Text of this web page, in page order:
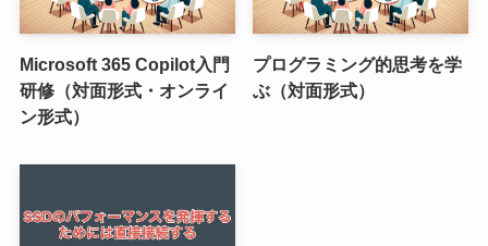
Microsoft 365 Copilot入門
研修（対面形式・オンライ
ン形式）
プログラミング的思考を学
ぶ（対面形式）